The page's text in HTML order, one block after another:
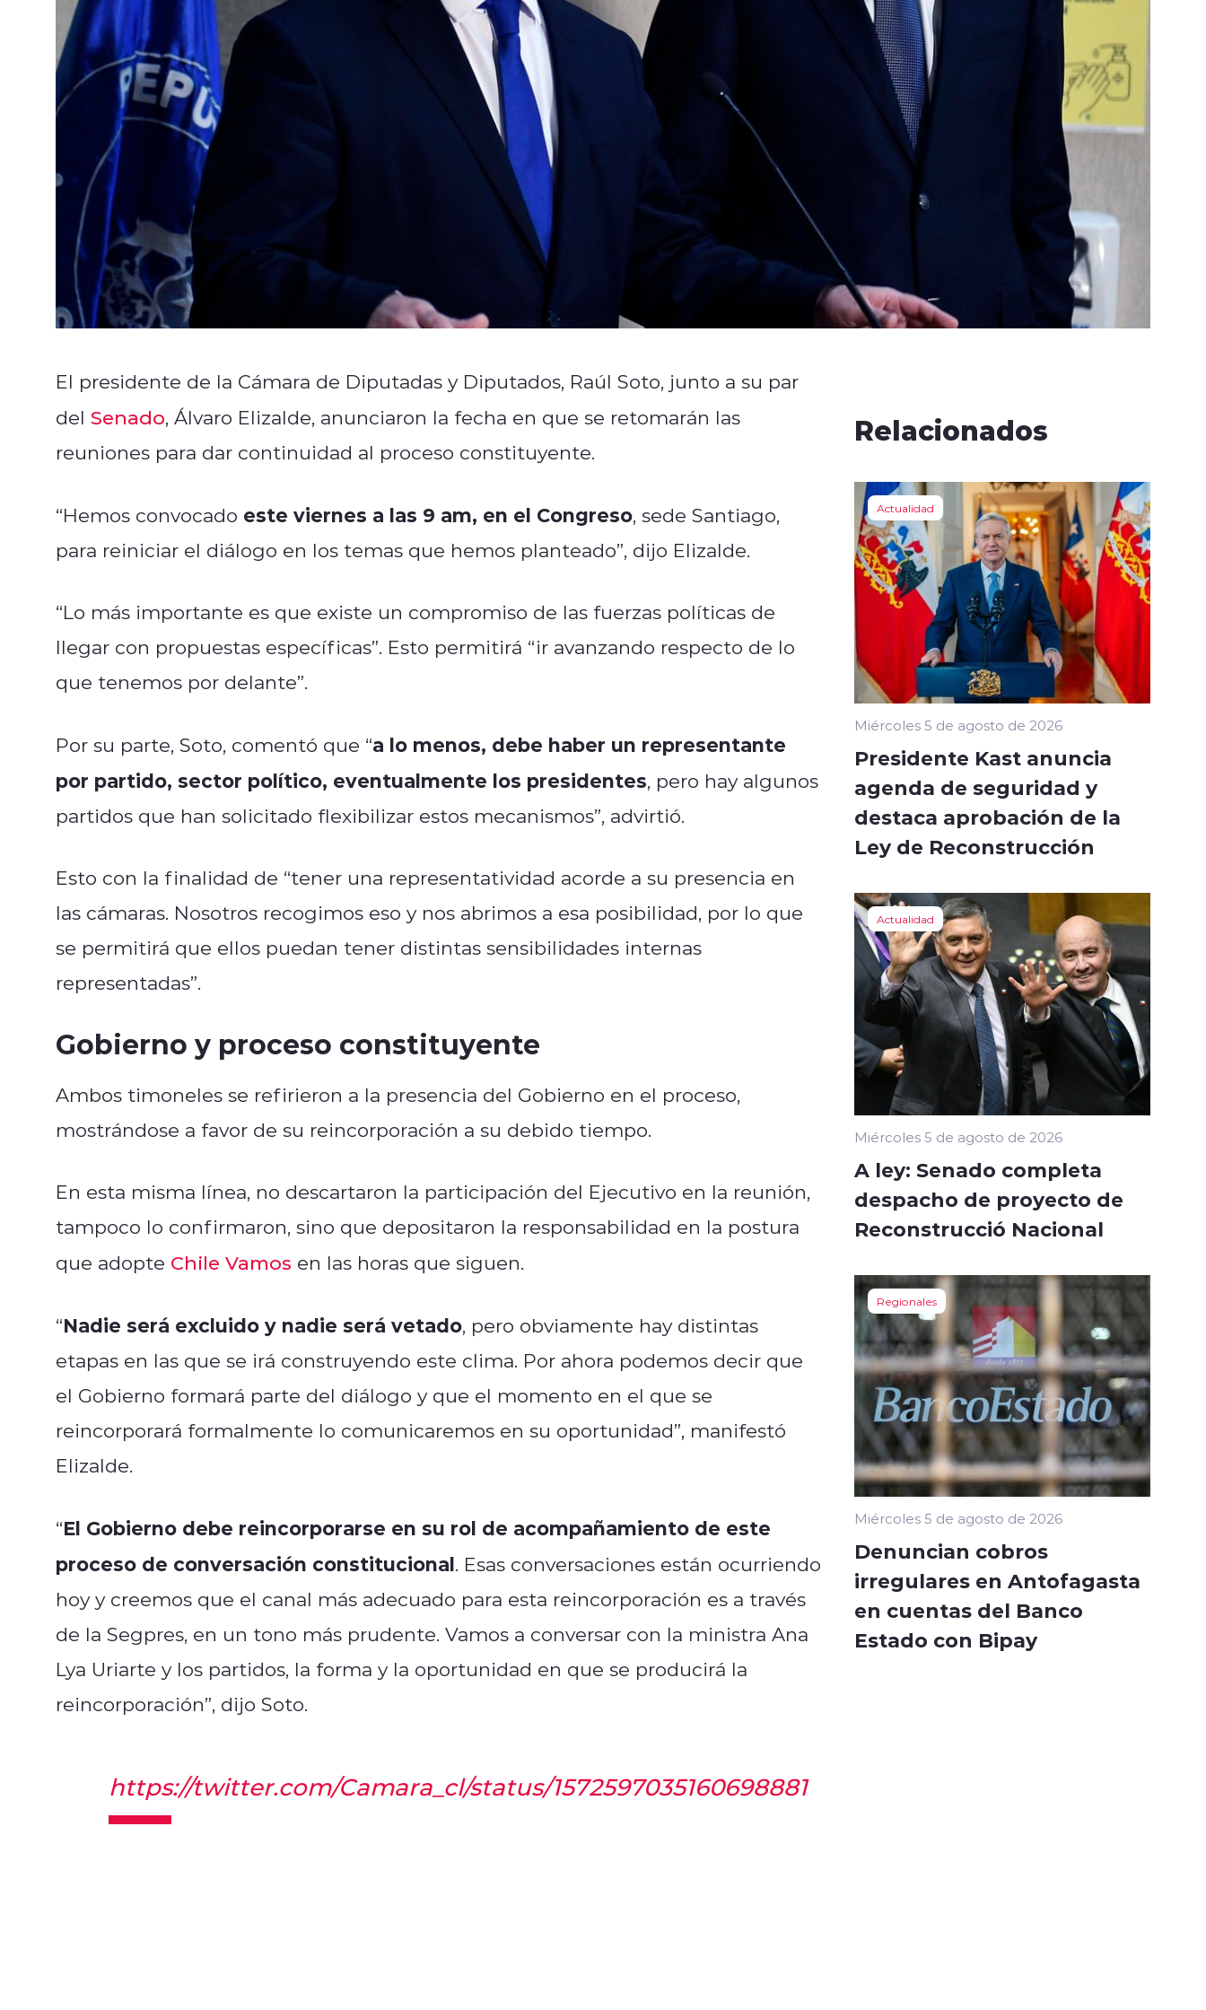
El presidente de la Cámara de Diputadas y Diputados, Raúl Soto, junto a su par
del Senado, Álvaro Elizalde, anunciaron la fecha en que se retomarán las
reuniones para dar continuidad al proceso constituyente.
“Hemos convocado este viernes a las 9 am, en el Congreso, sede Santiago,
para reiniciar el diálogo en los temas que hemos planteado”, dijo Elizalde.
“Lo más importante es que existe un compromiso de las fuerzas políticas de
llegar con propuestas específicas”. Esto permitirá “ir avanzando respecto de lo
que tenemos por delante”.
Por su parte, Soto, comentó que “a lo menos, debe haber un representante
por partido, sector político, eventualmente los presidentes, pero hay algunos
partidos que han solicitado flexibilizar estos mecanismos”, advirtió.
Esto con la finalidad de “tener una representatividad acorde a su presencia en
las cámaras. Nosotros recogimos eso y nos abrimos a esa posibilidad, por lo que
se permitirá que ellos puedan tener distintas sensibilidades internas
representadas”.
Gobierno y proceso constituyente
Ambos timoneles se refirieron a la presencia del Gobierno en el proceso,
mostrándose a favor de su reincorporación a su debido tiempo.
En esta misma línea, no descartaron la participación del Ejecutivo en la reunión,
tampoco lo confirmaron, sino que depositaron la responsabilidad en la postura
que adopte Chile Vamos en las horas que siguen.
“Nadie será excluido y nadie será vetado, pero obviamente hay distintas
etapas en las que se irá construyendo este clima. Por ahora podemos decir que
el Gobierno formará parte del diálogo y que el momento en el que se
reincorporará formalmente lo comunicaremos en su oportunidad”, manifestó
Elizalde.
“El Gobierno debe reincorporarse en su rol de acompañamiento de este
proceso de conversación constitucional. Esas conversaciones están ocurriendo
hoy y creemos que el canal más adecuado para esta reincorporación es a través
de la Segpres, en un tono más prudente. Vamos a conversar con la ministra Ana
Lya Uriarte y los partidos, la forma y la oportunidad en que se producirá la
reincorporación”, dijo Soto.
https://twitter.com/Camara_cl/status/1572597035160698881
Relacionados
Actualidad
Miércoles 5 de agosto de 2026
Presidente Kast anuncia
agenda de seguridad y
destaca aprobación de la
Ley de Reconstrucción
Actualidad
Miércoles 5 de agosto de 2026
A ley: Senado completa
despacho de proyecto de
Reconstrucció Nacional
Regionales
Miércoles 5 de agosto de 2026
Denuncian cobros
irregulares en Antofagasta
en cuentas del Banco
Estado con Bipay